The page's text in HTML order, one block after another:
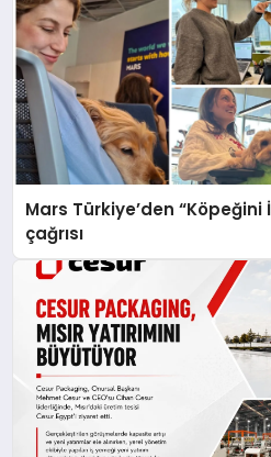
Mars Türkiye’den “Köpeğini
çağrısı